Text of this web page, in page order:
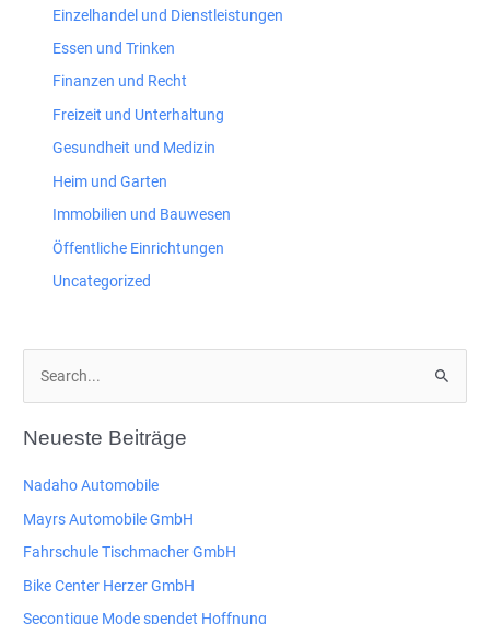
Einzelhandel und Dienstleistungen
Essen und Trinken
Finanzen und Recht
Freizeit und Unterhaltung
Gesundheit und Medizin
Heim und Garten
Immobilien und Bauwesen
Öffentliche Einrichtungen
Uncategorized
h
e
Neueste Beiträge
Nadaho Automobile
Mayrs Automobile GmbH
Fahrschule Tischmacher GmbH
Bike Center Herzer GmbH
Secontique Mode spendet Hoffnung